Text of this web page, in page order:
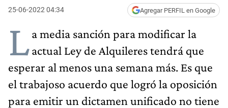
25-06-2022 04:34 Agregar PERFIL en Google
La media sanción para modificar la
actual Ley de Alquileres tendrá que
esperar al menos una semana más. Es que
el trabajoso acuerdo que logró la oposición
para emitir un dictamen unificado no tiene